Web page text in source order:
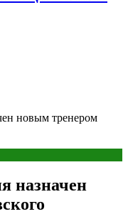
новым тренером
назначен